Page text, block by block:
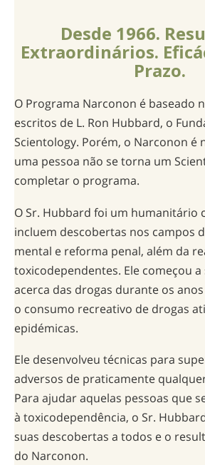
Desde 1966.
Extraordinários.
Prazo.
O Programa Narconon é baseado
escritos de L. Ron Hubbard, o
Scientology. Porém, o Narconon é
uma pessoa não se torna um
completar o programa.
O Sr. Hubbard foi um humanitário
incluem descobertas nos campos
mental e reforma penal, além da
toxicodependentes. Ele começou a
acerca das drogas durante os
o consumo recreativo de drogas
epidémicas.
Ele desenvolveu técnicas para
adversos de praticamente
Para ajudar aquelas pessoas que
à toxicodependência, o Sr.
suas descobertas a todos e o
do Narconon.